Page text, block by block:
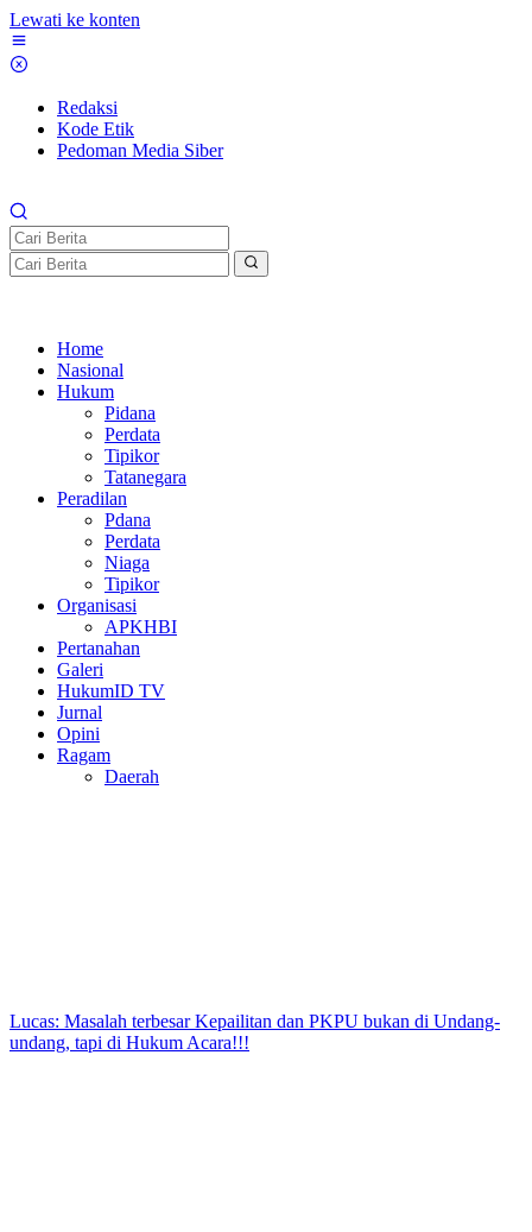
Lewati ke konten
Redaksi
Kode Etik
Pedoman Media Siber
Home
Nasional
Hukum
Pidana
Perdata
Tipikor
Tatanegara
Peradilan
Pdana
Perdata
Niaga
Tipikor
Organisasi
APKHBI
Pertanahan
Galeri
HukumID TV
Jurnal
Opini
Ragam
Daerah
Lucas: Masalah terbesar Kepailitan dan PKPU bukan di Undang-
undang, tapi di Hukum Acara!!!